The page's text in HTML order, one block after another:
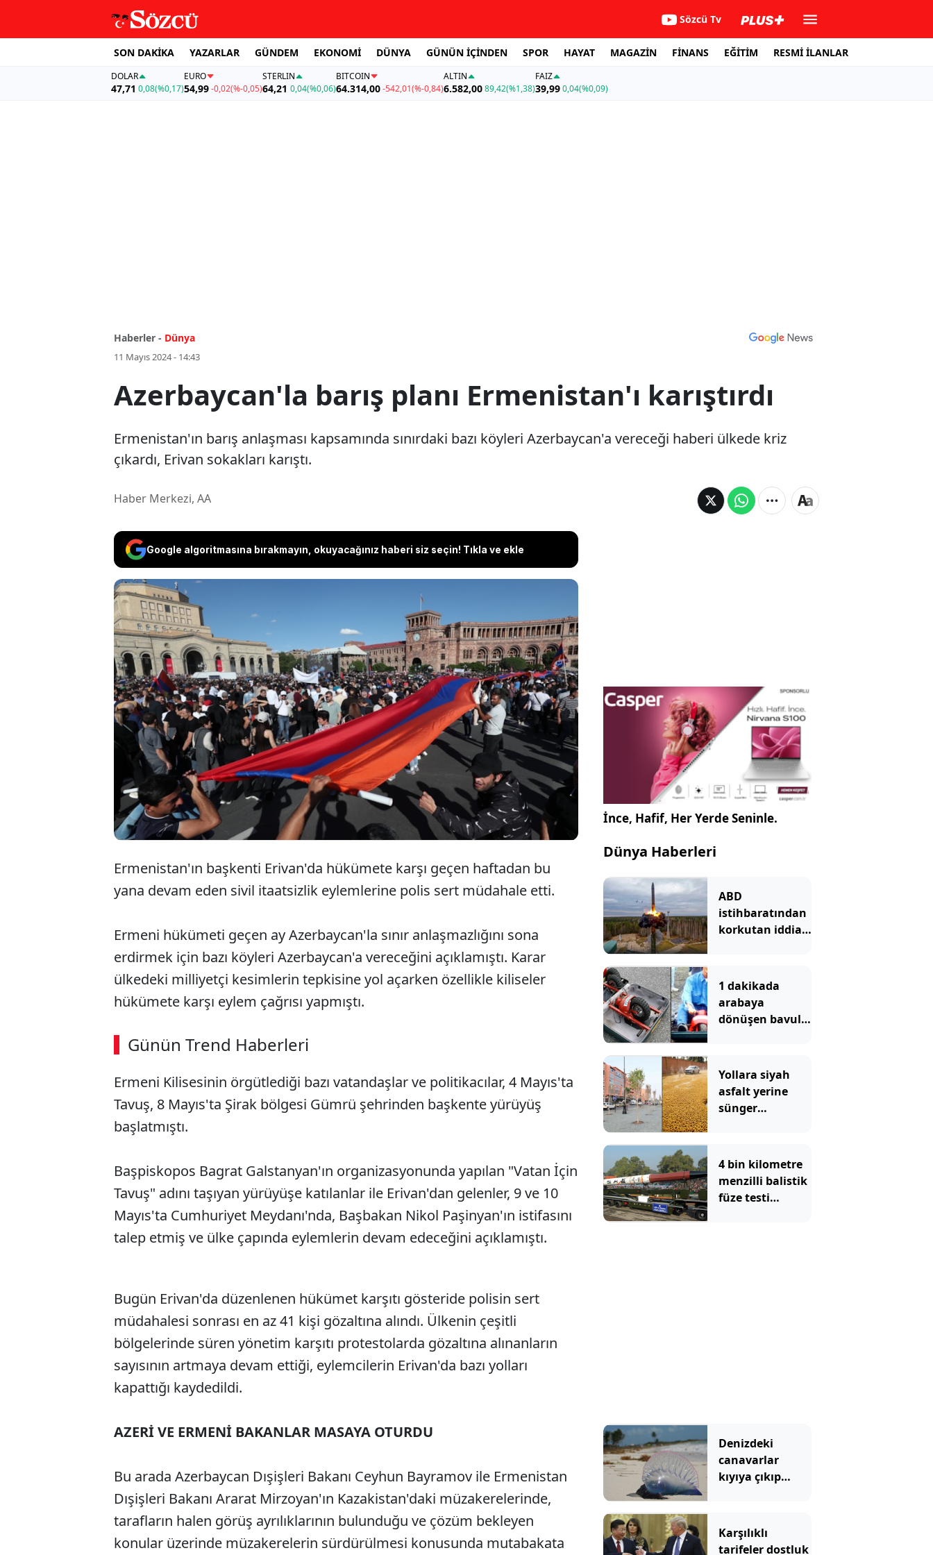
Sözcü Tv
SON DAKİKA YAZARLAR GÜNDEM EKONOMİ DÜNYA GÜNÜN İÇİNDEN SPOR HAYAT MAGAZİN FİNANS EĞİTİM RESMİ İLANLAR
DOLAR
47,71 0,08(%0,17)
EURO
54,99 -0,02(%-0,05)
STERLIN
64,21 0,04(%0,06)
BITCOIN
64.314,00-542,01(%-0,84)
ALTIN
6.582,0089,42(%1,38)
FAİZ
39,990,04(%0,09)
Haberler - Dünya
11 Mayıs 2024 - 14:43
Azerbaycan'la barış planı Ermenistan'ı karıştırdı
Ermenistan'ın barış anlaşması kapsamında sınırdaki bazı köyleri Azerbaycan'a vereceği haberi ülkede kriz
çıkardı, Erivan sokakları karıştı.
Haber Merkezi, AA
Google algoritmasına bırakmayın, okuyacağınız haberi siz seçin! Tıkla ve ekle
Ermenistan'ın barış anlaşması kapsamında sınırdaki
bazı köyleri Azerbaycan'a vereceği haberi ülkede kriz
çıkardı, Erivan sokakları karıştı.
Ermenistan'ın başkenti Erivan'da hükümete karşı geçen haftadan bu
yana devam eden sivil itaatsizlik eylemlerine polis sert müdahale etti.
Ermeni hükümeti geçen ay Azerbaycan'la sınır anlaşmazlığını sona
erdirmek için bazı köyleri Azerbaycan'a vereceğini açıklamıştı. Karar
ülkedeki milliyetçi kesimlerin tepkisine yol açarken özellikle kiliseler
hükümete karşı eylem çağrısı yapmıştı.
Günün Trend Haberleri
Ermeni Kilisesinin örgütlediği bazı vatandaşlar ve politikacılar, 4 Mayıs'ta
Tavuş, 8 Mayıs'ta Şirak bölgesi Gümrü şehrinden başkente yürüyüş
başlatmıştı.
Başpiskopos Bagrat Galstanyan'ın organizasyonunda yapılan "Vatan İçin
Tavuş" adını taşıyan yürüyüşe katılanlar ile Erivan'dan gelenler, 9 ve 10
Mayıs'ta Cumhuriyet Meydanı'nda, Başbakan Nikol Paşinyan'ın istifasını
talep etmiş ve ülke çapında eylemlerin devam edeceğini açıklamıştı.
Bugün Erivan'da düzenlenen hükümet karşıtı gösteride polisin sert
müdahalesi sonrası en az 41 kişi gözaltına alındı. Ülkenin çeşitli
bölgelerinde süren yönetim karşıtı protestolarda gözaltına alınanların
sayısının artmaya devam ettiği, eylemcilerin Erivan'da bazı yolları
kapattığı kaydedildi.
AZERİ VE ERMENİ BAKANLAR MASAYA OTURDU
Bu arada Azerbaycan Dışişleri Bakanı Ceyhun Bayramov ile Ermenistan
Dışişleri Bakanı Ararat Mirzoyan'ın Kazakistan'daki müzakerelerinde,
tarafların halen görüş ayrılıklarının bulunduğu ve çözüm bekleyen
konular üzerinde müzakerelerin sürdürülmesi konusunda mutabakata
İnce, Hafif, Her Yerde Seninle.
Dünya Haberleri
ABD
istihbaratından
korkutan iddia:
saldırmayı
deneyecek
1 dakikada
arabaya
dönüşen bavul
Yollara siyah
asfalt yerine
sünger
4 bin kilometre
menzilli balistik
füze testi
Denizdeki
canavarlar
kıyıya çıkıp
başladı
Karşılıklı
tarifeler dostluk